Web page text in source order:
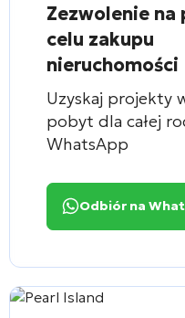
Zezwolenie
celu zakupu
nieruchomości
Uzyskaj projekty
pobyt dla całej
WhatsApp
Odbiór na